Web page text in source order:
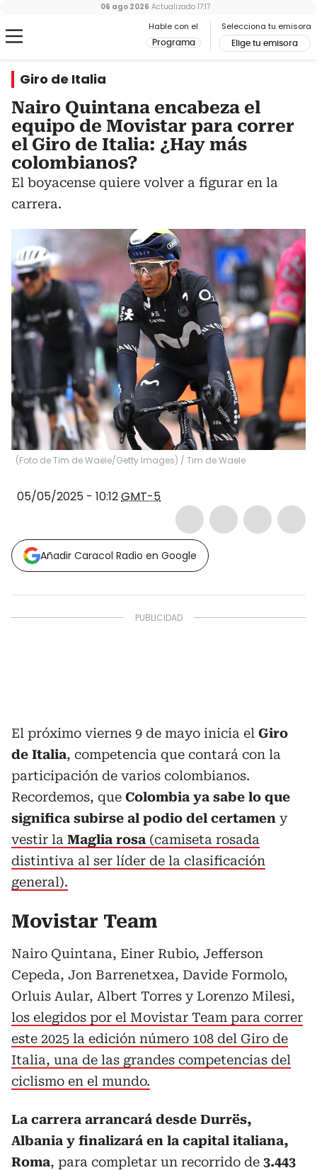
Hable con el
Programa
Selecciona tu emisora
Elige tu emisora
06 ago 2026 Actualizado 17:17
Giro de Italia
Nairo Quintana encabeza el
equipo de Movistar para correr
el Giro de Italia: ¿Hay más
colombianos?
El boyacense quiere volver a figurar en la
carrera.
(Foto de Tim de Waele/Getty Images) / Tim de Waele
05/05/2025 - 10:12GMT-5
Añadir Caracol Radio en Google
El próximo viernes 9 de mayo inicia el Giro
de Italia, competencia que contará con la
participación de varios colombianos.
Recordemos, que Colombia ya sabe lo que
significa subirse al podio del certamen y
vestir la Maglia rosa (camiseta rosada
distintiva al ser líder de la clasificación
general).
Movistar Team
Nairo Quintana, Einer Rubio, Jefferson
Cepeda, Jon Barrenetxea, Davide Formolo,
Orluis Aular, Albert Torres y Lorenzo Milesi,
los elegidos por el Movistar Team para correr
este 2025 la edición número 108 del Giro de
Italia, una de las grandes competencias del
ciclismo en el mundo.
La carrera arrancará desde Durrës,
Albania y finalizará en la capital italiana,
Roma, para completar un recorrido de 3.443